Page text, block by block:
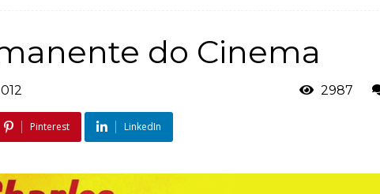
do Cinema
2987
Pinterest LinkedIn